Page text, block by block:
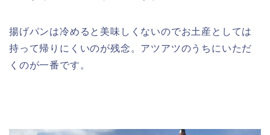
揚げパンは冷めると美味しくないのでお土産としては
持って帰りにくいのが残念。アツアツのうちにいただ
くのが一番です。